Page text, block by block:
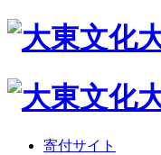
寄付サイト